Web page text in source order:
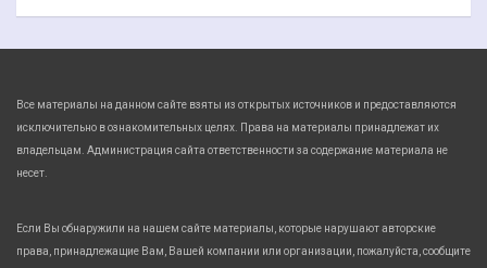
Все материалы на данном сайте взяты из открытых источников и предоставляются
исключительно в ознакомительных целях. Права на материалы принадлежат их
владельцам. Администрация сайта ответственности за содержание материала не
несет.
Если Вы обнаружили на нашем сайте материалы, которые нарушают авторские
права, принадлежащие Вам, Вашей компании или организации, пожалуйста, сообщите